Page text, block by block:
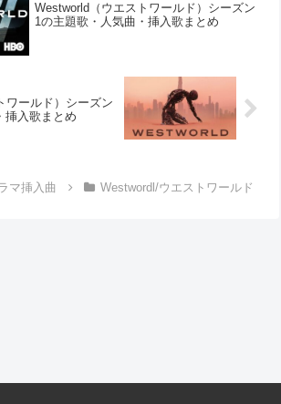
Westworld（ウエストワールド）シーズン
1の主題歌・人気曲・挿入歌まとめ
ワールド）シーズン
挿入歌まとめ
マ挿入曲 Westwordl/ウエストワールド